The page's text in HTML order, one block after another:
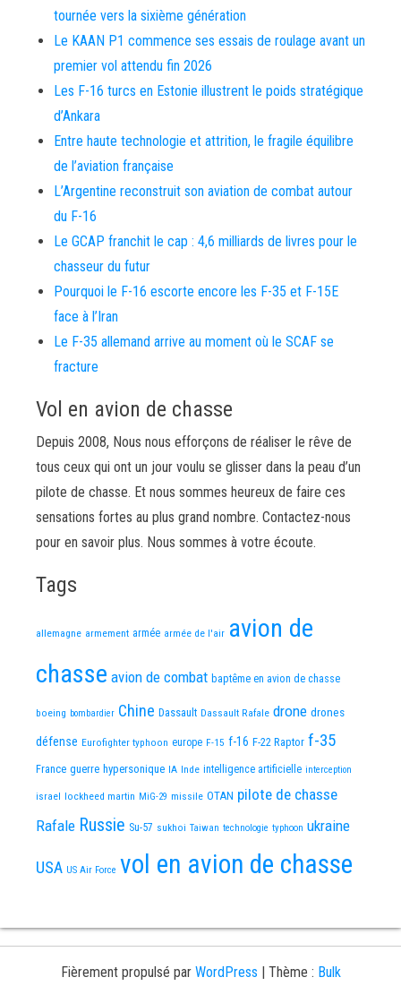
tournée vers la sixième génération
Le KAAN P1 commence ses essais de roulage avant un
premier vol attendu fin 2026
Les F-16 turcs en Estonie illustrent le poids stratégique
d’Ankara
Entre haute technologie et attrition, le fragile équilibre
de l’aviation française
L’Argentine reconstruit son aviation de combat autour
du F-16
Le GCAP franchit le cap : 4,6 milliards de livres pour le
chasseur du futur
Pourquoi le F-16 escorte encore les F-35 et F-15E
face à l’Iran
Le F-35 allemand arrive au moment où le SCAF se
fracture
Vol en avion de chasse
Depuis 2008, Nous nous efforçons de réaliser le rêve de
tous ceux qui ont un jour voulu se glisser dans la peau d’un
pilote de chasse. Et nous sommes heureux de faire ces
sensations fortes au plus grand nombre. Contactez-nous
pour en savoir plus. Nous sommes à votre écoute.
Tags
allemagne armement armée armée de l'air avion de
chasse avion de combat baptême en avion de chasse
boeing bombardier Chine Dassault Dassault Rafale drone drones
défense Eurofighter typhoon europe F-15 f-16 F-22 Raptor f-35
France guerre hypersonique IA Inde intelligence artificielle interception
israel lockheed martin MiG-29 missile OTAN pilote de chasse
Rafale Russie Su-57 sukhoi Taiwan technologie typhoon ukraine
USA US Air Force vol en avion de chasse
Fièrement propulsé par WordPress | Thème : Bulk